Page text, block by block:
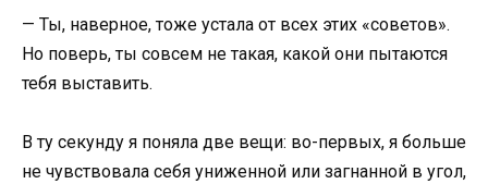
— Ты, наверное, тоже устала от всех этих «советов».
Но поверь, ты совсем не такая, какой они пытаются
тебя выставить.
В ту секунду я поняла две вещи: во-первых, я больше
не чувствовала себя униженной или загнанной в угол,